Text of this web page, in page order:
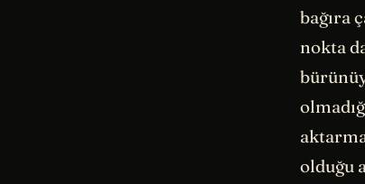
bağıra
nokta
olduğu